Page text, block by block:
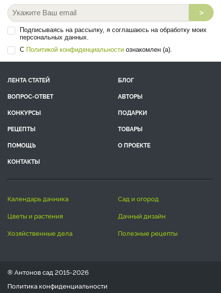
>
Подписываясь на рассылку, я соглашаюсь на обработку моих
персональных данных.
С Политикой конфиденциальности ознакомлен (а).
ЛЕНТА СТАТЕЙ
БЛОГ
ВОПРОС-ОТВЕТ
АВТОРЫ
КОНКУРСЫ
ПОДАРКИ
РЕЦЕПТЫ
ТОВАРЫ
ПОМОЩЬ
О ПРОЕКТЕ
КОНТАКТЫ
календарь дачника
сад и огород
цветы и растения
дачный дизайн
хозяйственные дела
полезные рецепты
® Антонов сад 2015-2026
Политика конфиденциальности